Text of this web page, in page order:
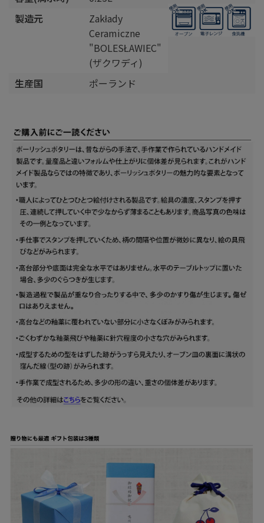
製造元
Zakłady
Ceramiczne
"BOLESŁAWIEC"
(ザクワディ)
生産国
ポーランド